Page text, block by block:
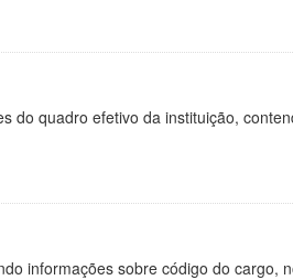
do quadro efetivo da instituição,
informações sobre código do cargo,